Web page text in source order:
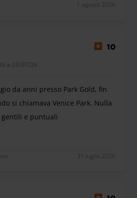
1 agosto 2026
10
a 23/07/26
da anni presso Park Gold, fin
si chiamava Venice Park. Nulla
e puntuali
31 luglio 2026